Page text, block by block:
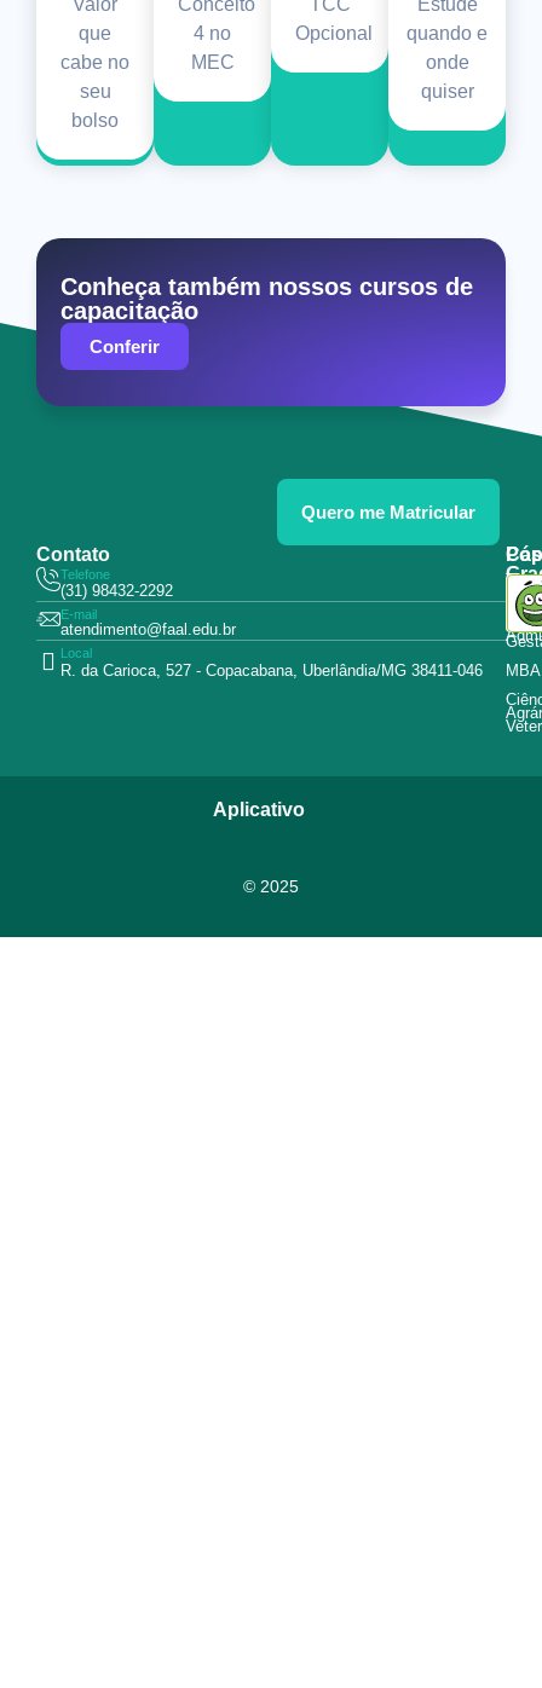
Valor
que
cabe no
seu
bolso
Conceito
4 no
MEC
TCC
Opcional
Estude
quando e
onde
quiser
Conheça também nossos cursos de
capacitação
Conferir
Quero me Matricular
Contato
Telefone
(31) 98432-2292
E-mail
atendimento@faal.edu.br
Local
R. da Carioca, 527 - Copacabana, Uberlândia/MG 38411-046
MBA
© 2025
Aplicativo